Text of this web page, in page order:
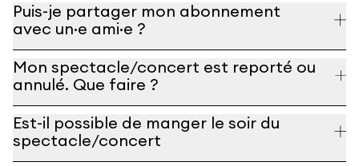
Puis-je partager mon abonnement
avec un·e ami·e ?
Mon spectacle/concert est reporté ou
annulé. Que faire ?
Est-il possible de manger le soir du
spectacle/concert